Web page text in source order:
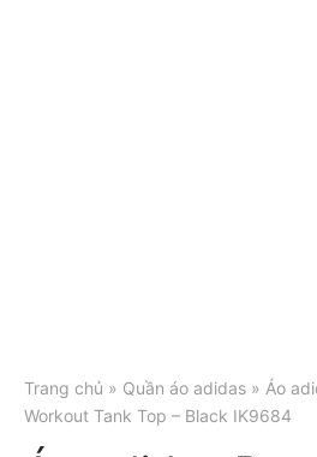
Trang chủ » Quần áo adidas » Áo
Workout Tank Top – Black IK9684